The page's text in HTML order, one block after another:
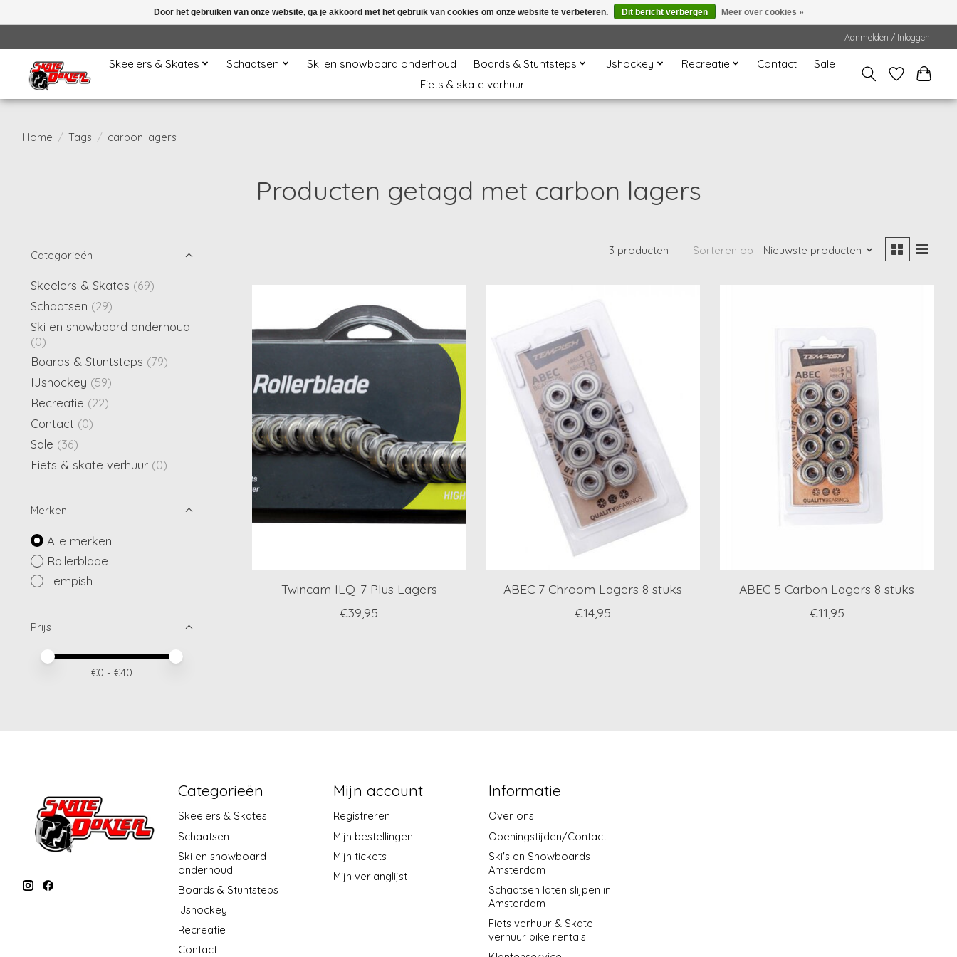
Aanmelden / Inloggen
Skeelers & Skates Schaatsen Ski en snowboard onderhoud Boards & Stuntsteps IJshockey Recreatie Contact
Sale
Fiets & skate verhuur
Home / Tags / carbon lagers
Producten getagd met carbon lagers
Categorieën
Skeelers & Skates (69)
Schaatsen (29)
Ski en snowboard onderhoud
(0)
Boards & Stuntsteps (79)
IJshockey (59)
Recreatie (22)
Contact (0)
Sale (36)
Fiets & skate verhuur (0)
Merken
Alle merken
Rollerblade
Tempish
Prijs
Minimale prijswaarde
Price maximum value
€0 - €40
3 producten Sorteren op Nieuwste producten
Twincam ILQ-7 Plus Lagers
€39,95
ABEC 7 Chroom Lagers 8 stuks
€14,95
ABEC 5 Carbon Lagers 8 stuks
€11,95
Categorieën
Skeelers & Skates
Schaatsen
Ski en snowboard
onderhoud
Boards & Stuntsteps
IJshockey
Recreatie
Contact
Mijn account
Registreren
Mijn bestellingen
Mijn tickets
Mijn verlanglijst
Informatie
Over ons
Openingstijden/Contact
Ski's en Snowboards
Amsterdam
Schaatsen laten slijpen in
Amsterdam
Fiets verhuur & Skate
verhuur bike rentals
Door het gebruiken van onze website, ga je akkoord met het gebruik van cookies om onze website te verbeteren. Dit bericht verbergen Meer over cookies »